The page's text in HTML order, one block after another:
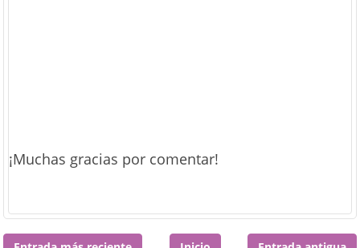
¡Muchas gracias por comentar!